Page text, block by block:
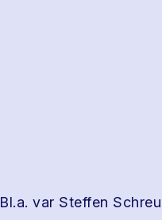
Bl.a. var Steffen